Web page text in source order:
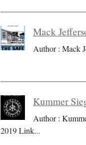
Mack
Author : Mack
Kummer
Author :
2019 Link...